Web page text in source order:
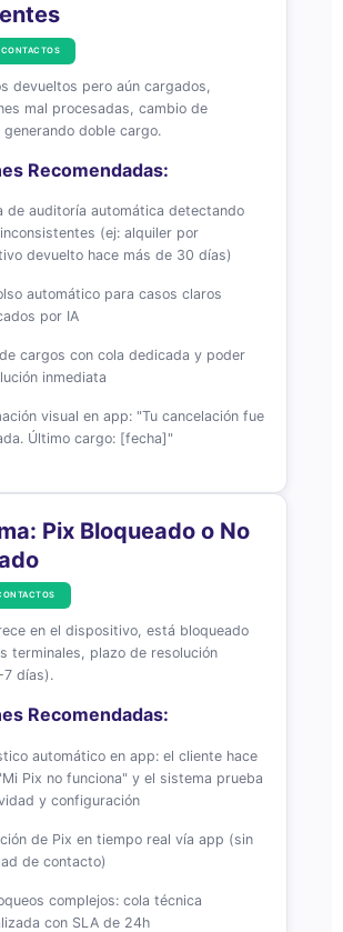
devueltos pero aún cargados,
mal procesadas, cambio de
doble cargo.
Recomendadas:
de auditoría automática detectando
(ej: alquiler por
devuelto hace más de 30 días)
automático para casos claros
por IA
cargos con cola dedicada y poder
inmediata
visual en app: "Tu cancelación fue
Último cargo: [fecha]"
Pix Bloqueado o No
en el dispositivo, está bloqueado
terminales, plazo de resolución
7 días).
Recomendadas:
automático en app: el cliente hace
Pix no funciona" y el sistema prueba
y configuración
de Pix en tiempo real vía app (sin
de contacto)
complejos: cola técnica
con SLA de 24h